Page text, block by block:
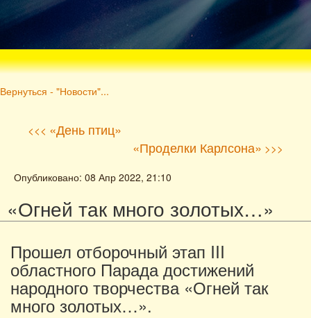
Вернуться - "Новости"...
<<< «День птиц»
«Проделки Карлсона» >>>
Опубликовано: 08 Апр 2022, 21:10
«Огней так много золотых…»
Прошел отборочный этап III
областного Парада достижений
народного творчества «Огней так
много золотых…».